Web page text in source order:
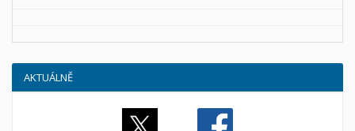
AKTUÁLNĚ